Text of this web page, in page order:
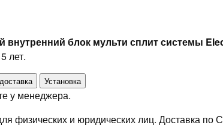
внутренний блок мульти сплит системы
лет.
Установка
у менеджера.
физических и юридических лиц. Доставка по